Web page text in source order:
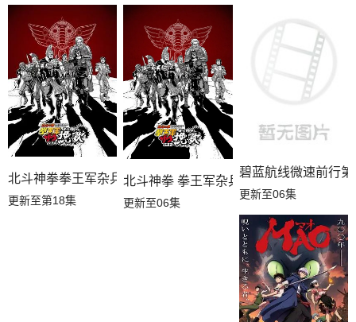
第08集 第07集
第05集 第04集 第03集
第02集 第01集
北斗神拳拳王军杂兵们的挽歌
更新至第18集
北斗神拳 拳王军杂兵们的挽歌
更新至06集
碧蓝航线微速前行
更新至06集